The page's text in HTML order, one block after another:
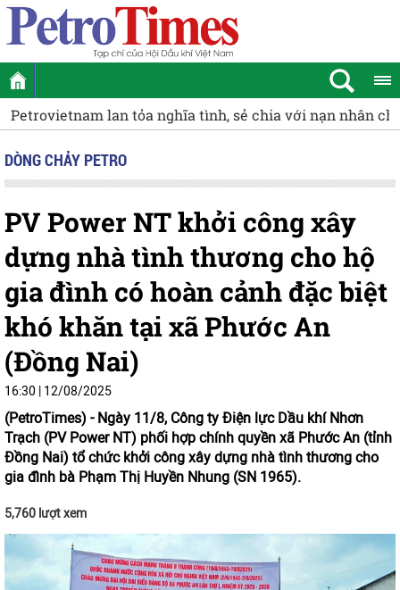
Petrovietnam lan tỏa nghĩa tình, sẻ chia với nạn nhân
DÒNG CHẢY PETRO
PV Power NT khởi công xây
dựng nhà tình thương cho hộ
gia đình có hoàn cảnh đặc biệt
khó khăn tại xã Phước An
(Đồng Nai)
16:30 | 12/08/2025
(PetroTimes) - Ngày 11/8, Công ty Điện lực Dầu khí Nhơn
Trạch (PV Power NT) phối hợp chính quyền xã Phước An (tỉnh
Đồng Nai) tổ chức khởi công xây dựng nhà tình thương cho
gia đình bà Phạm Thị Huyền Nhung (SN 1965).
5,760 lượt xem